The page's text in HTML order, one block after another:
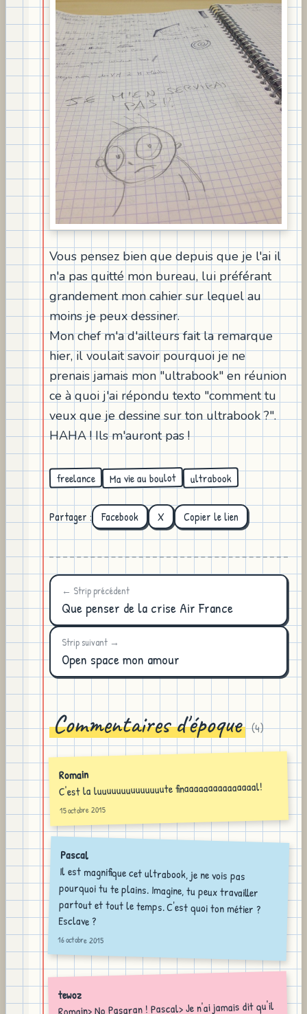
Vous pensez bien que depuis que je l'ai il
n'a pas quitté mon bureau, lui préférant
grandement mon cahier sur lequel au
moins je peux dessiner.
Mon chef m'a d'ailleurs fait la remarque
hier, il voulait savoir pourquoi je ne
prenais jamais mon "ultrabook" en réunion
ce à quoi j'ai répondu texto "comment tu
veux que je dessine sur ton ultrabook ?".
HAHA ! Ils m'auront pas !
freelance Ma vie au boulot ultrabook
Partager : Facebook X Copier le lien
← Strip précédent
Que penser de la crise Air France
Strip suivant →
Open space mon amour
Commentaires d'époque (4)
Romain
C'est la luuuuuuuuuuuuuute finaaaaaaaaaaaaaaal!
15 octobre 2015
Pascal
Il est magnifique cet ultrabook, je ne vois pas
pourquoi tu te plains. Imagine, tu peux travailler
partout et tout le temps. C'est quoi ton métier ?
Esclave ?
16 octobre 2015
tewoz
Romain> No Pasaran ! Pascal> Je n'ai jamais dit qu'il